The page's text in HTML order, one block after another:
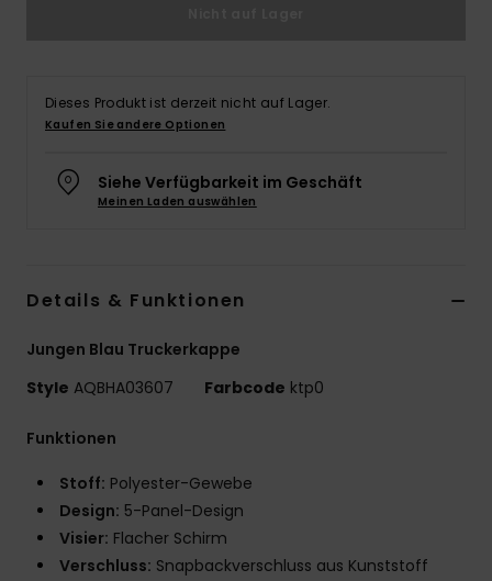
Dieses Produkt ist derzeit nicht auf Lager.
Kaufen Sie andere Optionen
Siehe Verfügbarkeit im Geschäft
Meinen Laden auswählen
Details & Funktionen
Jungen Blau Truckerkappe
Style AQBHA03607 Farbcode ktp0
Funktionen
Stoff: Polyester-Gewebe
Design: 5-Panel-Design
Visier: Flacher Schirm
Verschluss: Snapbackverschluss aus Kunststoff